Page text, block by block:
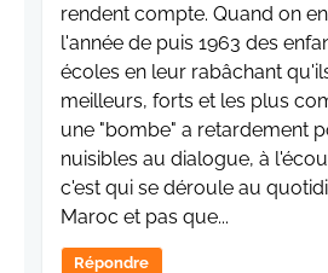
rendent compte. Quand on
l'année de puis 1963 des
écoles en leur rabâchant
meilleurs, forts et les plus
une "bombe" a retardement
nuisibles au dialogue, à
c'est qui se déroule au
Maroc et pas que...
Répondre